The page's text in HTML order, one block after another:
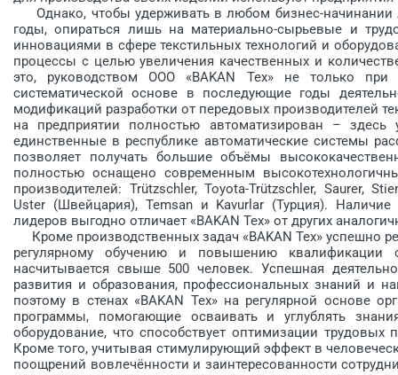
Однако, чтобы удерживать в любом бизнес-начинании
годы, опираться лишь на материально-сырьевые и
инновациями в сфере текстильных технологий и
процессы с ­целью увеличения качественных и
это, руководством ООО «BAKAN Tex» не только
систематической основе в последующие годы
модификаций разработки от передовых производителей
на предприятии полностью автоматизирован – здесь
единственные в республике автоматические системы
позволяет получать большие объёмы
полностью оснащено современным
производителей: Trützschler, Toyota-Trützschler, Saurer,
Uster (Швейцария), Temsan и Kavurlar (Турция).
лидеров выгодно отличает «BAKAN Tex» от других
Кроме производственных задач «BAKAN Tex» успешно
регулярному обучению и повышению квалификации
насчитывается свыше 500 человек. Успешная
развития и образования, профессиональных знаний и
поэтому в стенах «BAKAN Tex» на регулярной основе
программы, помогающие осваивать и углублять
оборудование, что способствует оптимизации
Кроме того, учитывая стимулирующий эффект в
поощрений вовлечённости и заинтересованности